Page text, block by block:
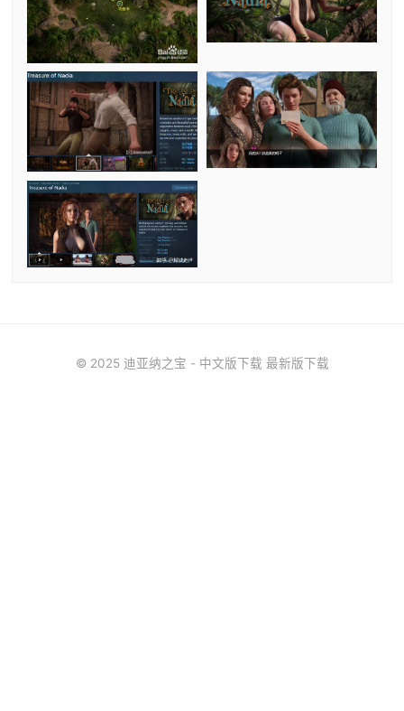
© 2025 迪亚纳之宝 - 中文版下载 最新版下载